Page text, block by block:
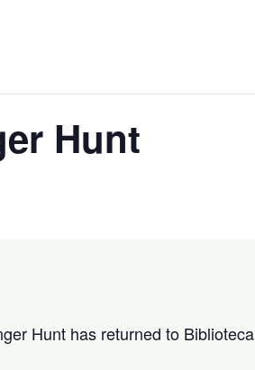
Hunt
Hunt has returned to Biblioteca